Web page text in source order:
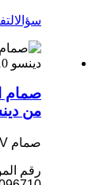
سؤال
صمام
من دينسو 096710-0130
صمام SCV أصلي من دينسو، جديد تمامًا